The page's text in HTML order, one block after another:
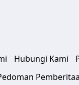
Hubungi Kami